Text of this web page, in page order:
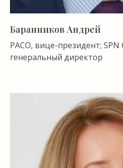
Баранников Андрей
РАСО, вице-президент; SPN
генеральный директор